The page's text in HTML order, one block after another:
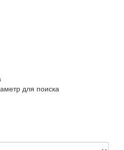
для поиска